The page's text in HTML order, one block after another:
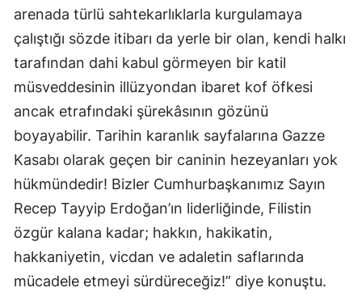
arenada türlü sahtekarlıklarla kurgulamaya
çalıştığı sözde itibarı da yerle bir olan, kendi halkı
tarafından dahi kabul görmeyen bir katil
müsveddesinin illüzyondan ibaret kof öfkesi
ancak etrafındaki şürekâsının gözünü
boyayabilir. Tarihin karanlık sayfalarına Gazze
Kasabı olarak geçen bir caninin hezeyanları yok
hükmündedir! Bizler Cumhurbaşkanımız Sayın
Recep Tayyip Erdoğan’ın liderliğinde, Filistin
özgür kalana kadar; hakkın, hakikatin,
hakkaniyetin, vicdan ve adaletin saflarında
mücadele etmeyi sürdüreceğiz!” diye konuştu.